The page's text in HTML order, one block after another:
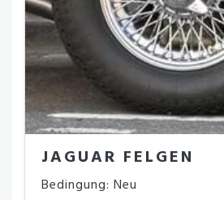
JAGUAR FELGEN
Bedingung: Neu